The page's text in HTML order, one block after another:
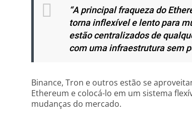
“A principal fraqueza do
torna inflexível e lento para
estão centralizados de
com uma infraestrutura sem
Binance, Tron e outros estão se
Ethereum e colocá-lo em um sistema
mudanças do mercado.